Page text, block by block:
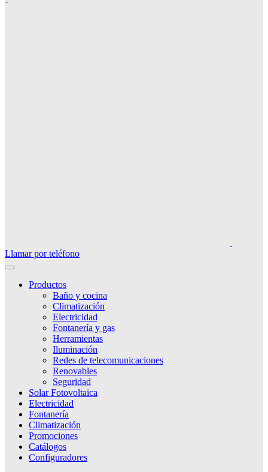
Llamar por teléfono
Productos
Baño y cocina
Climatización
Electricidad
Fontanería y gas
Herramientas
Iluminación
Redes de telecomunicaciones
Renovables
Seguridad
Solar Fotovoltaica
Electricidad
Fontanería
Climatización
Promociones
Catálogos
Configuradores